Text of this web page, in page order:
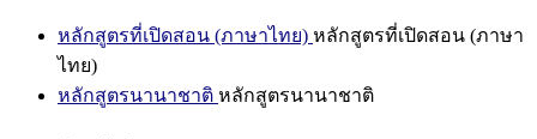
หลักสูตรที่เปิดสอน (ภาษาไทย) หลักสูตรที่เปิดสอน (ภาษา
ไทย)
หลักสูตรนานาชาติ หลักสูตรนานาชาติ